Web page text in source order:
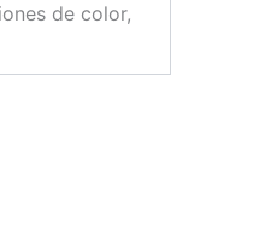
de color,